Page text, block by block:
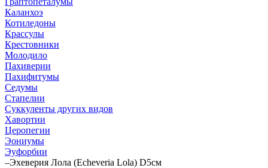
Каланхоэ
Котиледоны
Крассулы
Крестовники
Молодило
Пахиверии
Пахифитумы
Седумы
Стапелии
Суккуленты других видов
Хавортии
Церопегии
Эониумы
Эуфорбии
–Эхеверия Лола (Echeveria Lola) D5см